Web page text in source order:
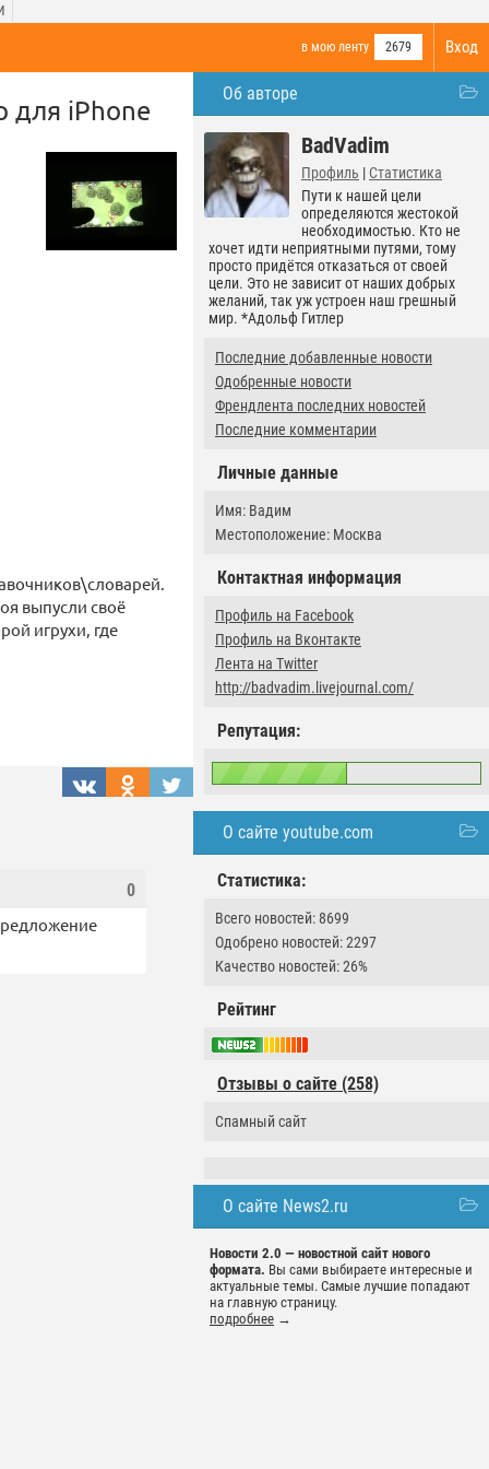
Вход
в мою ленту 2679
Об авторе
BadVadim
Профиль | Статистика
Пути к нашей цели
определяются жестокой
необходимостью. Кто не
хочет идти неприятными путями, тому
просто придётся отказаться от своей
цели. Это не зависит от наших добрых
желаний, так уж устроен наш грешный
мир. *Адольф Гитлер
Последние добавленные новости
Одобренные новости
Френдлента последних новостей
Последние комментарии
Личные данные
Имя: Вадим
Местоположение: Москва
Контактная информация
Профиль на Facebook
Профиль на Вконтакте
Лента на Twitter
http://badvadim.livejournal.com/
Репутация:
О сайте youtube.com
Статистика:
Всего новостей: 8699
Одобрено новостей: 2297
Качество новостей: 26%
Рейтинг
Отзывы о сайте (258)
Спамный сайт
О сайте News2.ru
Новости 2.0 — новостной сайт нового
формата. Вы сами выбираете интересные и
актуальные темы. Самые лучшие попадают
на главную страницу.
подробнее →
для iPhone
выпусли своё
игрухи, где
0